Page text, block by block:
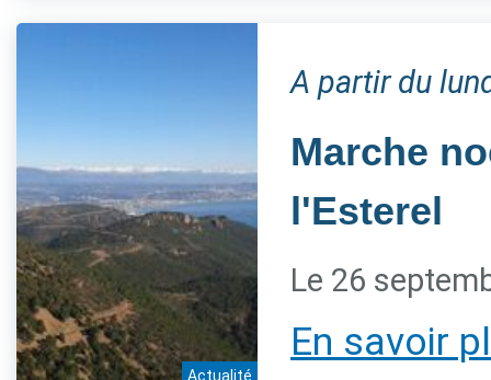
Actualité
A partir du
Marche
l'Esterel
Le 26
En savoir